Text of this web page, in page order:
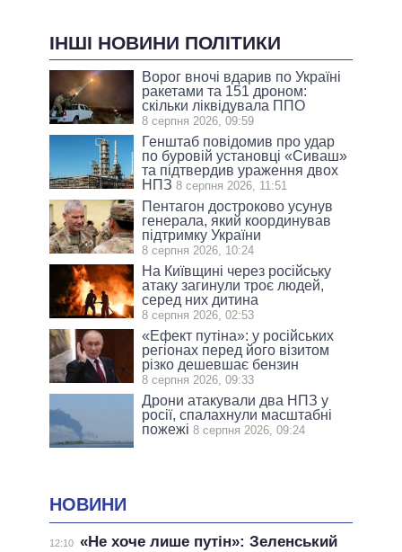
ІНШІ НОВИНИ ПОЛІТИКИ
Ворог вночі вдарив по Україні
ракетами та 151 дроном:
скільки ліквідувала ППО
8 серпня 2026, 09:59
Генштаб повідомив про удар
по буровій установці «Сиваш»
та підтвердив ураження двох
НПЗ 8 серпня 2026, 11:51
Пентагон достроково усунув
генерала, який координував
підтримку України
8 серпня 2026, 10:24
На Київщині через російську
атаку загинули троє людей,
серед них дитина
8 серпня 2026, 02:53
«Ефект путіна»: у російських
регіонах перед його візитом
різко дешевшає бензин
8 серпня 2026, 09:33
Дрони атакували два НПЗ у
росії, спалахнули масштабні
пожежі 8 серпня 2026, 09:24
НОВИНИ
12:10 «Не хоче лише путін»: Зеленський